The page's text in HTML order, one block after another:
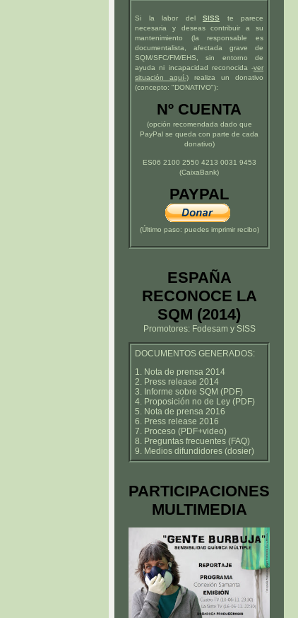
Si la labor del SISS te parece
necesaria y deseas contribuir a su
mantenimiento (la responsable es
documentalista, afectada grave de
SQM/SFC/FM/EHS, sin entorno de
ayuda ni incapacidad reconocida -ver
situación aquí-) realiza un donativo
(concepto: "DONATIVO"):
Nº CUENTA
(opción recomendada dado que
PayPal se queda con parte de cada
donativo)
ES06 2100 2550 4213 0031 9453
(CaixaBank)
PAYPAL
(Último paso: puedes imprimir recibo)
ESPAÑA
RECONOCE LA
SQM (2014)
Promotores: Fodesam y SISS
DOCUMENTOS GENERADOS:
1. Nota de prensa 2014
2. Press release 2014
3. Informe sobre SQM (PDF)
4. Proposición no de Ley (PDF)
5. Nota de prensa 2016
6. Press release 2016
7. Proceso (PDF+video)
8. Preguntas frecuentes (FAQ)
9. Medios difundidores (dosier)
PARTICIPACIONES
MULTIMEDIA